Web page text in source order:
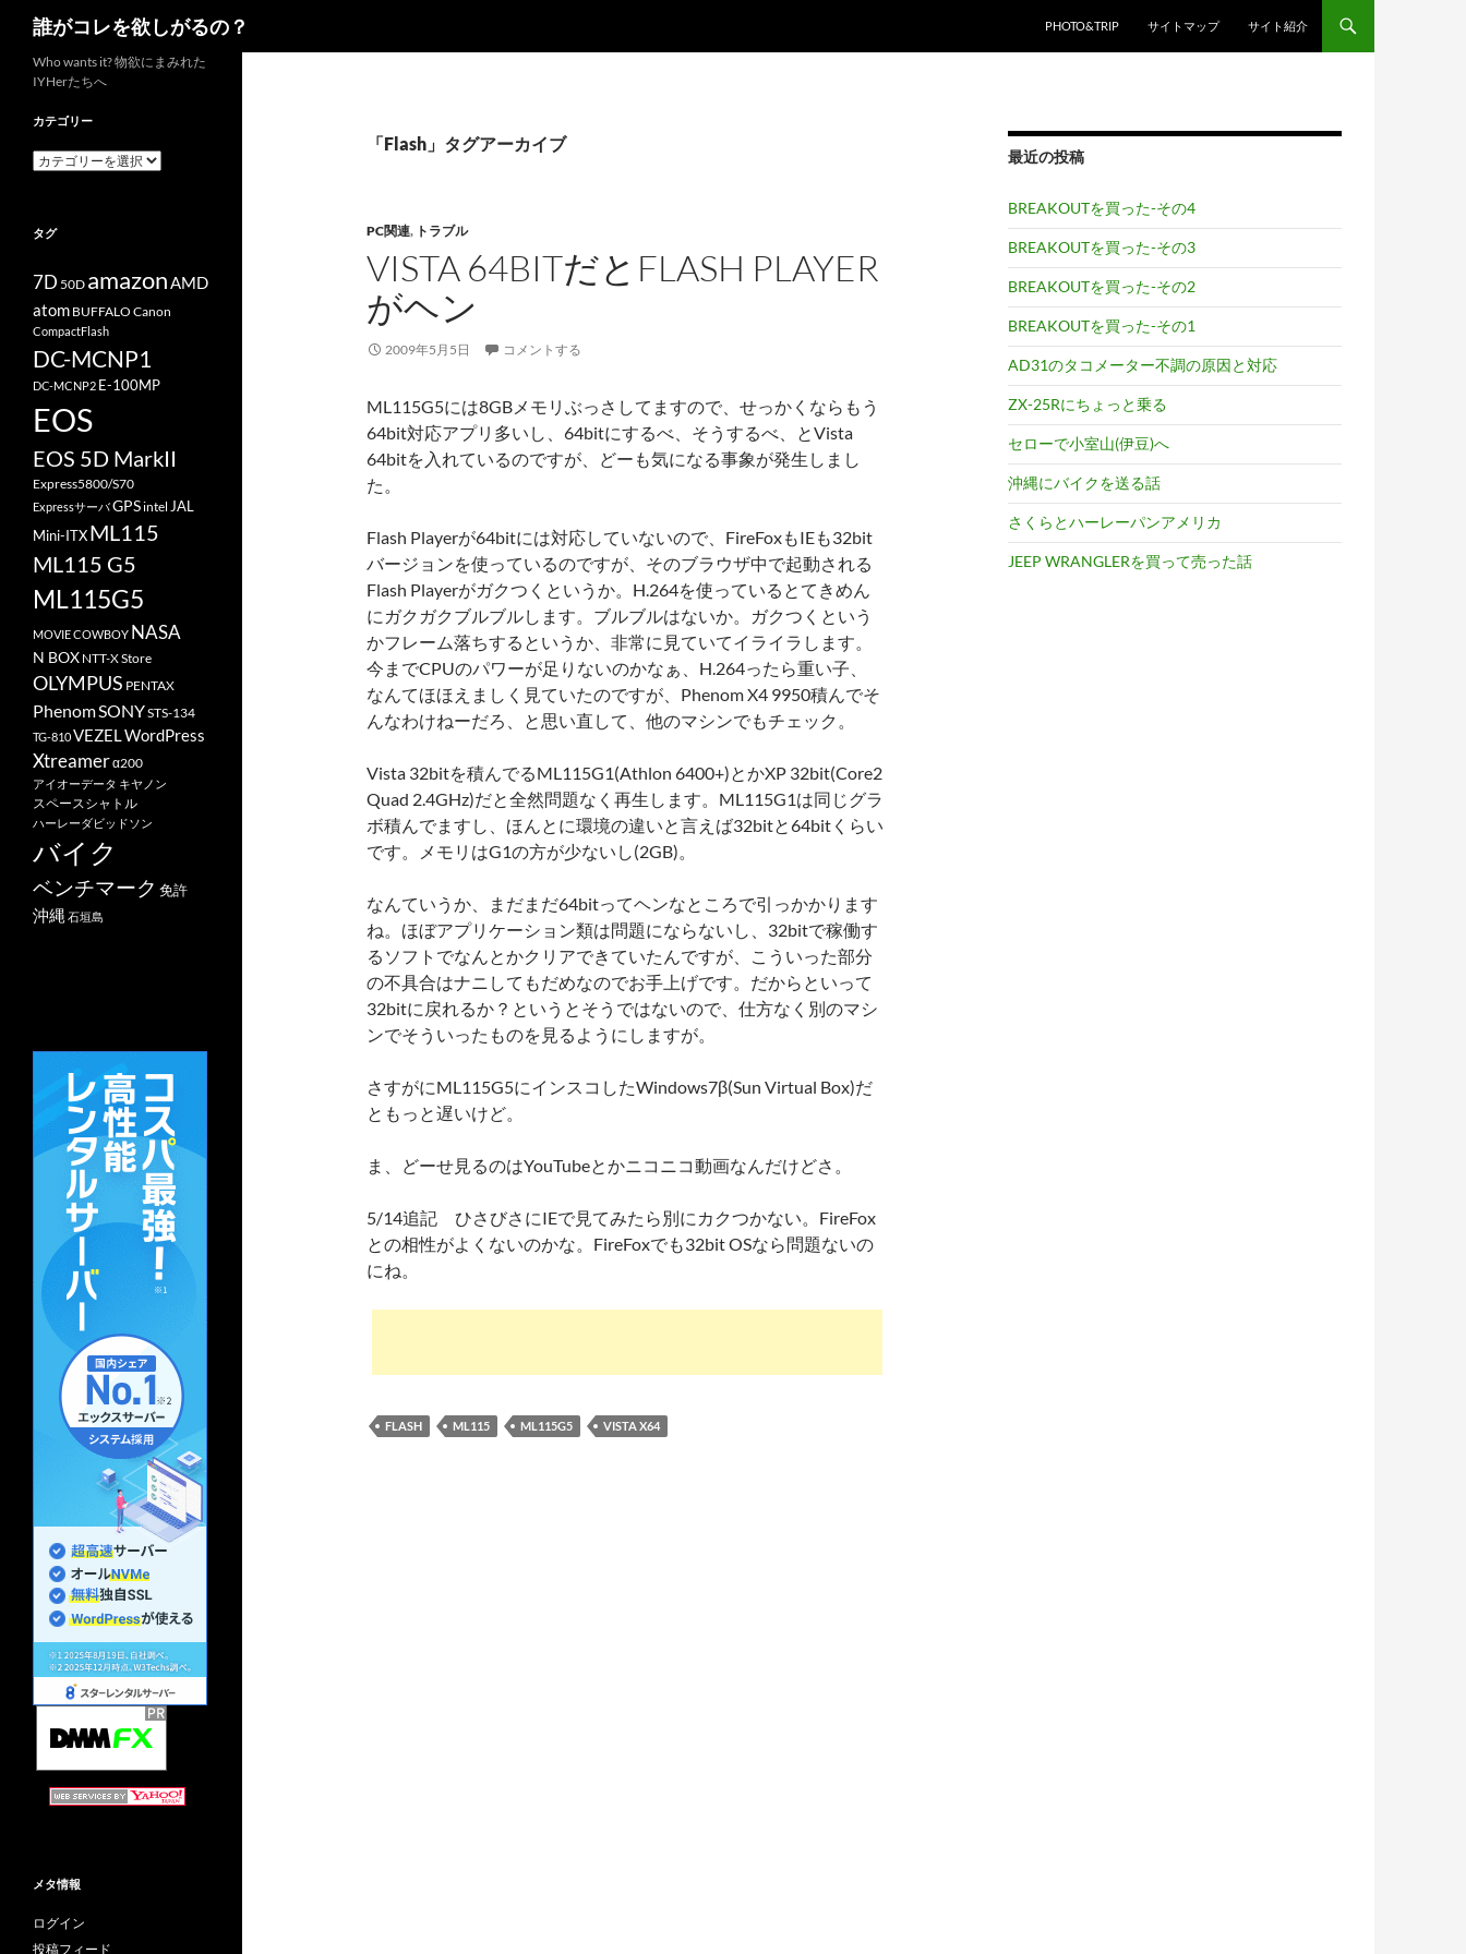
誰がコレを欲しがるの？ PHOTO&TRIP サイトマップ サイト紹介
「Flash」タグアーカイブ
PC関連, トラブル
VISTA 64BITだとFLASH PLAYER
がヘン
2009年5月5日 コメントする
ML115G5には8GBメモリぶっさしてますので、せっかくならもう
64bit対応アプリ多いし、64bitにするべ、そうするべ、とVista
64bitを入れているのですが、どーも気になる事象が発生しまし
た。
Flash Playerが64bitには対応していないので、FireFoxもIEも32bit
バージョンを使っているのですが、そのブラウザ中で起動される
Flash Playerがガクつくというか。H.264を使っているとてきめん
にガクガクブルブルします。ブルブルはないか。ガクつくという
かフレーム落ちするというか、非常に見ていてイライラします。
今までCPUのパワーが足りないのかなぁ、H.264ったら重い子、
なんてほほえましく見ていたのですが、Phenom X4 9950積んでそ
んなわけねーだろ、と思い直して、他のマシンでもチェック。
Vista 32bitを積んでるML115G1(Athlon 6400+)とかXP 32bit(Core2
Quad 2.4GHz)だと全然問題なく再生します。ML115G1は同じグラ
ボ積んでますし、ほんとに環境の違いと言えば32bitと64bitくらい
です。メモリはG1の方が少ないし(2GB)。
なんていうか、まだまだ64bitってヘンなところで引っかかります
ね。ほぼアプリケーション類は問題にならないし、32bitで稼働す
るソフトでなんとかクリアできていたんですが、こういった部分
の不具合はナニしてもだめなのでお手上げです。だからといって
32bitに戻れるか？というとそうではないので、仕方なく別のマシ
ンでそういったものを見るようにしますが。
さすがにML115G5にインスコしたWindows7β(Sun Virtual Box)だ
ともっと遅いけど。
ま、どーせ見るのはYouTubeとかニコニコ動画なんだけどさ。
5/14追記 ひさびさにIEで見てみたら別にカクつかない。FireFox
との相性がよくないのかな。FireFoxでも32bit OSなら問題ないの
にね。
FLASH ML115 ML115G5 VISTA X64
最近の投稿
BREAKOUTを買った-その4
BREAKOUTを買った-その3
BREAKOUTを買った-その2
BREAKOUTを買った-その1
AD31のタコメーター不調の原因と対応
ZX-25Rにちょっと乗る
セローで小室山(伊豆)へ
沖縄にバイクを送る話
さくらとハーレーパンアメリカ
JEEP WRANGLERを買って売った話
Who wants it? 物欲にまみれた
IYHerたちへ
カテゴリー
カ
ー
タグ
7D 50D amazonAMD
atom BUFFALO Canon
CompactFlash
DC-MCNP1
DC-MCNP2 E-100MP
EOS
EOS 5D MarkII
Express5800/S70
ExpressサーバGPSintel JAL
Mini-ITXML115
ML115 G5
ML115G5
MOVIE COWBOY NASA
N BOX NTT-X Store
OLYMPUS PENTAX
PhenomSONYSTS-134
TG-810VEZELWordPress
Xtreamerα200
アイオーデータ キヤノン
スペースシャトル
ハーレーダビッドソン
バイク
ベンチマーク 免許
沖縄 石垣島
メタ情報
ログイン
投稿フィード